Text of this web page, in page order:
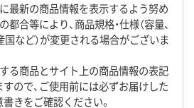
最新の商品情報を表示するよう努め
合等により、商品規格・仕様（容量、
国など）が変更される場合がございま
る商品とサイト上の商品情報の表記
ので、ご使用前には必ずお届けした
きをご確認ください。